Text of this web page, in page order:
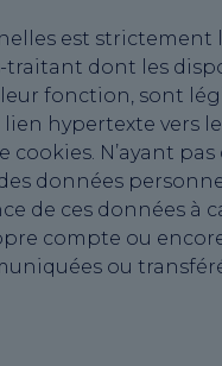
est
traitant dont les
fonction, sont
hypertexte vers
N’ayant
données
de ces données à
compte ou
ou